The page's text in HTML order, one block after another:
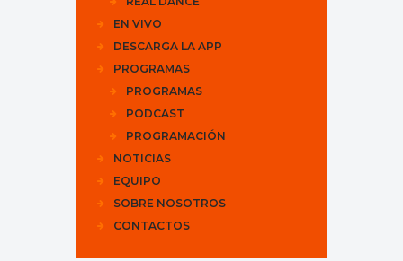
EN VIVO
DESCARGA LA APP
PROGRAMAS
PROGRAMAS
PODCAST
PROGRAMACIÓN
NOTICIAS
EQUIPO
SOBRE NOSOTROS
CONTACTOS